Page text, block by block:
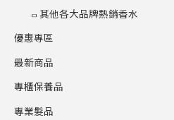
其他各大品牌熱銷香水
優惠專區
最新商品
專櫃保養品
專業髮品